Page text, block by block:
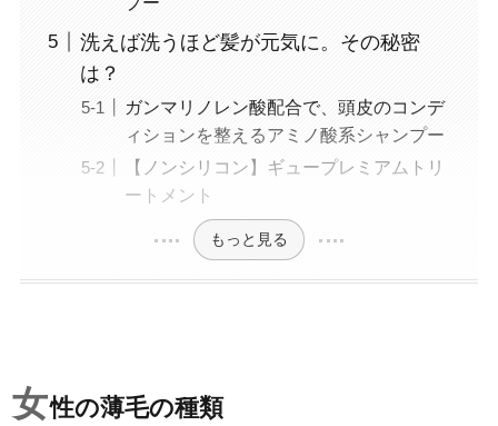
洗えば洗うほど髪が元気に。その秘密
は？
ガンマリノレン酸配合で、頭皮のコンデ
ィションを整えるアミノ酸系シャンプー
【ノンシリコン】ギュープレミアムトリ
ートメント
もっと見る
女性の薄毛の種類